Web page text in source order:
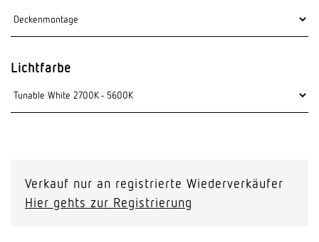
Lichtfarbe
Verkauf nur an registrierte Wiederverkäufer
Hier gehts zur Registrierung